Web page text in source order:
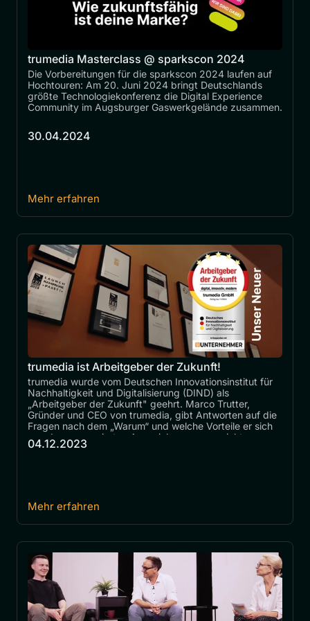
trumedia Masterclass @ sparkscon 2024
Die Vorbereitungen für die sparkscon 2024 laufen auf
Hochtouren: Am 20. Juni 2024 bringt Deutschlands
größte Technologiekonferenz die Digital Experience
30.04.2024
Mehr erfahren
trumedia ist Arbeitgeber der Zukunft!
trumedia wurde vom Deutschen Innovationsinstitut für
Nachhaltigkeit und Digitalisierung (DIND) als
„Arbeitgeber der Zukunft" geehrt. Marco Trutter,
Gründer und CEO von trumedia, gibt Antworten auf die
Fragen nach dem „Warum“ und welche Vorteile er sich
von der renommierten Auszeichnung verspricht.
04.12.2023
Mehr erfahren